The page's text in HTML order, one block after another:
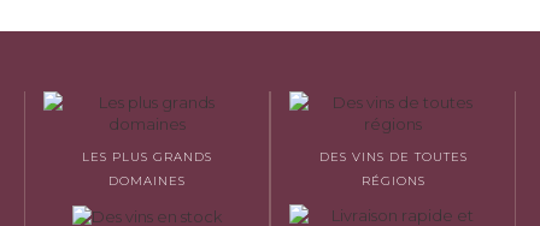
LES PLUS GRANDS
DOMAINES
DES VINS DE TOUTES
RÉGIONS